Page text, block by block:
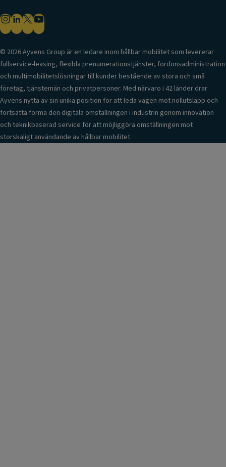
© 2026 Ayvens Group är en ledare inom hållbar mobilitet som levererar
fullservice-leasing, flexibla prenumerationstjänster, fordonsadministration
och multimobilitetslösningar till kunder bestående av stora och små
företag, tjänstemän och privatpersoner. Med närvaro i 42 länder drar
Ayvens nytta av sin unika position för att leda vägen mot nollutsläpp och
fortsätta forma den digitala omställningen i industrin genom innovation
och teknikbaserad service för att möjliggöra omställningen mot
storskaligt användande av hållbar mobilitet.